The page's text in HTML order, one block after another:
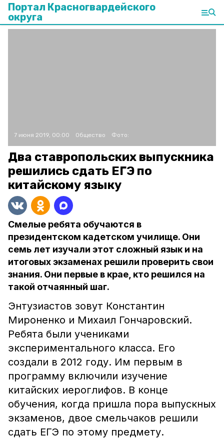
Портал Красногвардейского
округа
7 июня 2019, 00:00 Общество Фото:
Два ставропольских выпускника
решились сдать ЕГЭ по
китайскому языку
Смелые ребята обучаются в
президентском кадетском училище. Они
семь лет изучали этот сложный язык и на
итоговых экзаменах решили проверить свои
знания. Они первые в крае, кто решился на
такой отчаянный шаг.
Энтузиастов зовут Константин
Мироненко и Михаил Гончаровский.
Ребята были учениками
экспериментального класса. Его
создали в 2012 году. Им первым в
программу включили изучение
китайских иероглифов. В конце
обучения, когда пришла пора выпускных
экзаменов, двое смельчаков решили
сдать ЕГЭ по этому предмету.